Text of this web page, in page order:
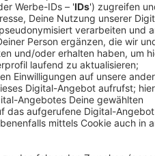
Comedy
Elvis Eifel - Der Podcast: